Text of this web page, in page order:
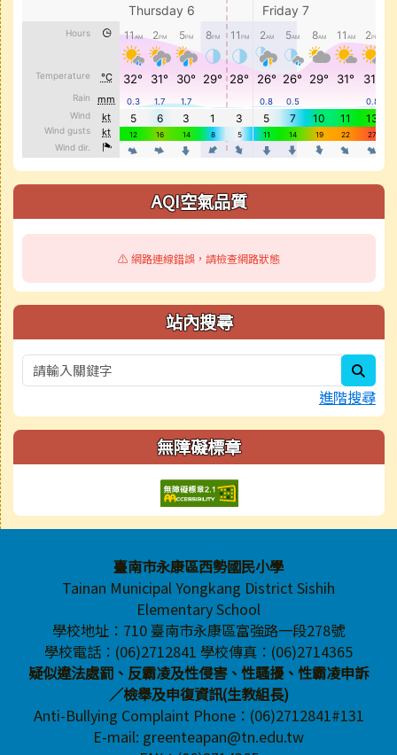
AQI空氣品質
⚠️ 網路連線錯誤，請檢查網路狀態
站內搜尋
進階搜尋
無障礙標章
頁尾區域內容臺南市永康區西勢國民小學
Tainan Municipal Yongkang District Sishih
Elementary School
學校地址：710 臺南市永康區富強路一段278號
學校電話：(06)2712841 學校傳真：(06)2714365
疑似違法處罰、反霸凌及性侵害、性騷擾、性霸凌申訴
／檢舉及申復資訊(生教組長)
Anti-Bullying Complaint Phone：(06)2712841#131
E-mail: greenteapan@tn.edu.tw